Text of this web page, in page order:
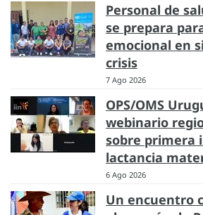
Personal de
se prepara
emocional en
crisis
7 Ago 2026
OPS/OMS
webinario
sobre primera
lactancia
6 Ago 2026
Un encuentro